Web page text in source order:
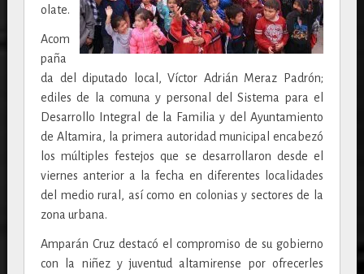
olate.
Acom
paña
da del diputado local, Víctor Adrián Meraz Padrón;
ediles de la comuna y personal del Sistema para el
Desarrollo Integral de la Familia y del Ayuntamiento
de Altamira, la primera autoridad municipal encabezó
los múltiples festejos que se desarrollaron desde el
viernes anterior a la fecha en diferentes localidades
del medio rural, así como en colonias y sectores de la
zona urbana.
Amparán Cruz destacó el compromiso de su gobierno
con la niñez y juventud altamirense por ofrecerles